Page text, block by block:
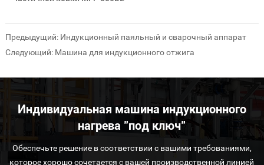
Предыдущий: Индукционный паяльный и сварочный аппарат
Следующий: Машина для индукционного отжига
Индивидуальная машина индукционного
нагрева "под ключ"
Обеспечьте решение в соответствии с вашими требованиями,
которое хорошо сочетается с вашей производственной линией